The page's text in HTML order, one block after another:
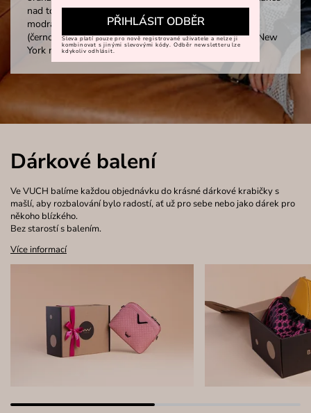
nad toskánskými kopci, Émeraude Ciel (zeleno-
modrá) esenci pařížského šarmu, nebo Midnight Dune
(černo-béžová) která v sobě nese tajemství měst jako New
York nebo Londýn.
Dárkové balení
Ve VUCH balíme každou objednávku do krásné dárkové krabičky s
mašlí, aby rozbalování bylo radostí, ať už pro sebe nebo jako dárek pro
někoho blízkého.
Bez starostí s balením.
Více informací
PŘIHLÁSIT ODBĚR
Sleva platí pouze pro nově registrované uživatele a nelze ji
kombinovat s jinými slevovými kódy. Odběr newsletteru lze
kdykoliv odhlásit.